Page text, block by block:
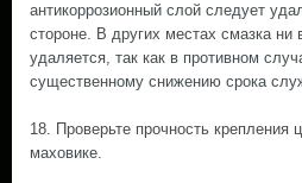
антикоррозионный слой следует
стороне. В других местах смазка ни
удаляется, так как в противном
существенному снижению срока
18. Проверьте прочность
маховике.